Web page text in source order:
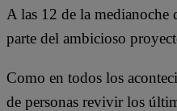
A las 12 de la medianoche
parte del ambicioso
Como en todos los
de personas revivir los